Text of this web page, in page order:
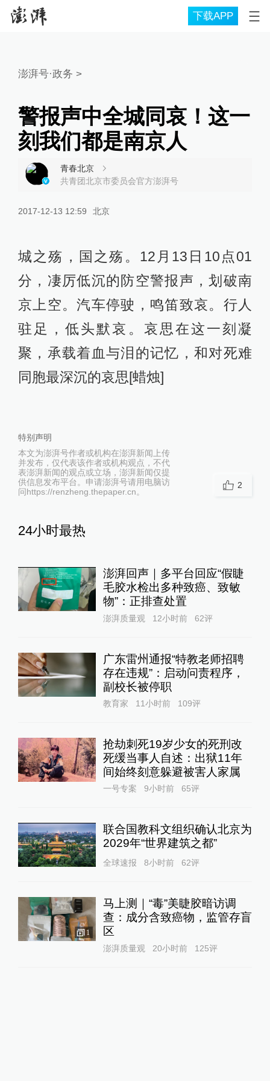
下载APP
澎湃号·政务 >
警报声中全城同哀！这一
刻我们都是南京人
青春北京
共青团北京市委员会官方澎湃号
2017-12-13 12:59 北京
城之殇，国之殇。12月13日10点01
分，凄厉低沉的防空警报声，划破南
京上空。汽车停驶，鸣笛致哀。行人
驻足，低头默哀。哀思在这一刻凝
聚，承载着血与泪的记忆，和对死难
同胞最深沉的哀思[蜡烛]
特别声明
本文为澎湃号作者或机构在澎湃新闻上传
并发布，仅代表该作者或机构观点，不代
表澎湃新闻的观点或立场，澎湃新闻仅提
供信息发布平台。申请澎湃号请用电脑访
问https://renzheng.thepaper.cn。
2
24小时最热
澎湃回声｜多平台回应“假睫
毛胶水检出多种致癌、致敏
物”：正排查处置
澎湃质量观 12小时前 62评
广东雷州通报“特教老师招聘
存在违规”：启动问责程序，
副校长被停职
教育家 11小时前 109评
抢劫刺死19岁少女的死刑改
死缓当事人自述：出狱11年
间始终刻意躲避被害人家属
一号专案 9小时前 65评
联合国教科文组织确认北京为
2029年“世界建筑之都”
全球速报 8小时前 62评
1
马上测｜“毒”美睫胶暗访调
查：成分含致癌物，监管存盲
区
澎湃质量观 20小时前 125评